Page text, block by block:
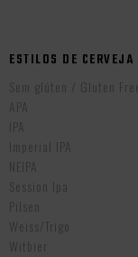
ESTILOS DE CERVEJA
Sem glúten / Gluten Free
APA
IPA
Imperial IPA
NEIPA
Session Ipa
Pilsen
Weiss/Trigo
Witbier